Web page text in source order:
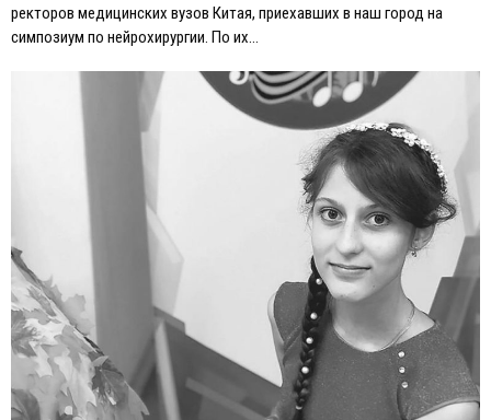
ректоров медицинских вузов Китая, приехавших в наш город на
симпозиум по нейрохирургии. По их…